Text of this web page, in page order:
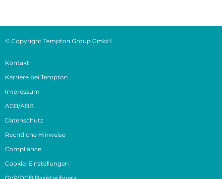
© Copyright Tempton Group GmbH
Kontakt
Karriere bei Tempton
Impressum
AGB/ABB
Datenschutz
Rechtliche Hinweise
Compliance
Cookie-Einstellungen